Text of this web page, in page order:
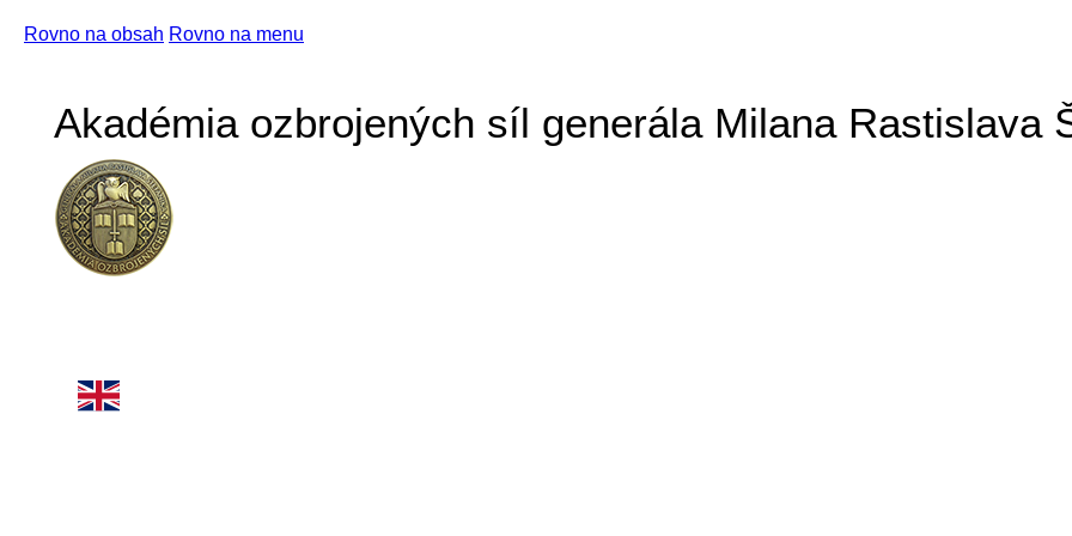
Rovno na obsah Rovno na menu
Akadémia ozbrojených síl generála Milana Rastislava